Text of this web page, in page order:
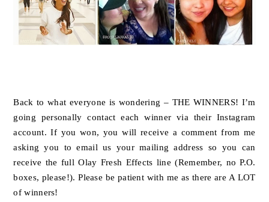
Back to what everyone is wondering – THE WINNERS! I’m
going personally contact each winner via their Instagram
account. If you won, you will receive a comment from me
asking you to email us your mailing address so you can
receive the full Olay Fresh Effects line (Remember, no P.O.
boxes, please!). Please be patient with me as there are A LOT
of winners!